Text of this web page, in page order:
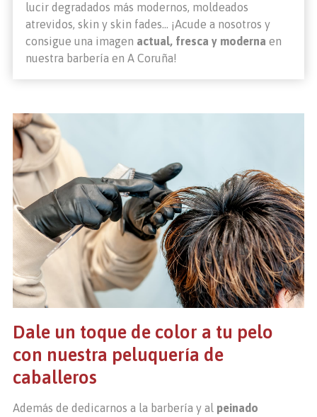
lucir degradados más modernos, moldeados
atrevidos, skin y skin fades... ¡Acude a nosotros y
consigue una imagen actual, fresca y moderna en
nuestra barbería en A Coruña!
Dale un toque de color a tu pelo
con nuestra peluquería de
caballeros
Además de dedicarnos a la barbería y al peinado